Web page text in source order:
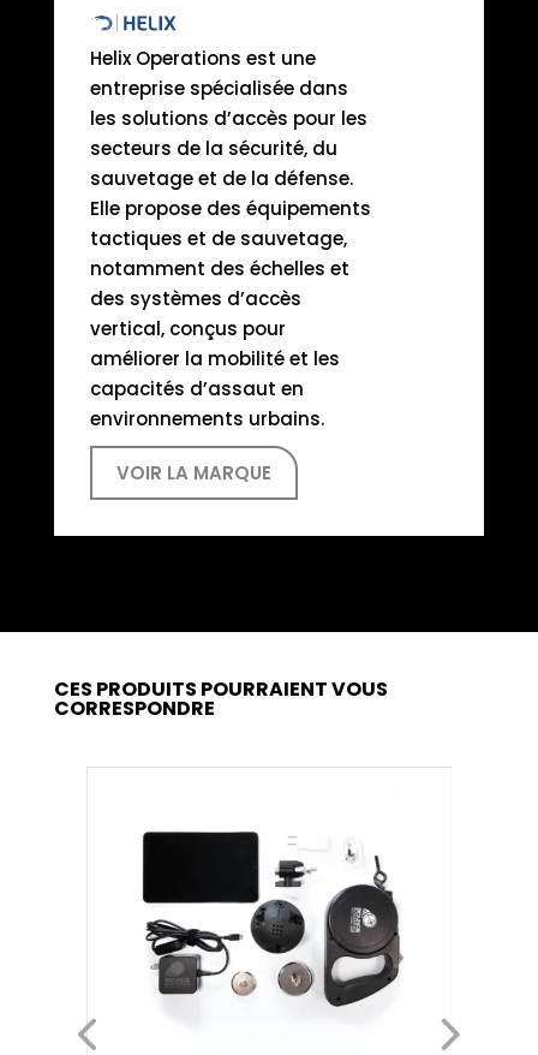
Helix Operations est une
entreprise spécialisée dans
les solutions d’accès pour les
secteurs de la sécurité, du
sauvetage et de la défense.
Elle propose des équipements
tactiques et de sauvetage,
notamment des échelles et
des systèmes d’accès
vertical, conçus pour
améliorer la mobilité et les
capacités d’assaut en
environnements urbains.
VOIR LA MARQUE
CES PRODUITS POURRAIENT VOUS
CORRESPONDRE